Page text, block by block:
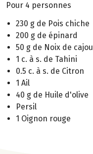
Pour 4 personnes
230 g de Pois chiche
200 g de épinard
50 g de Noix de cajou
1 c. à s. de Tahini
0.5 c. à s. de Citron
1 Ail
40 g de Huile d'olive
Persil
1 Oignon rouge